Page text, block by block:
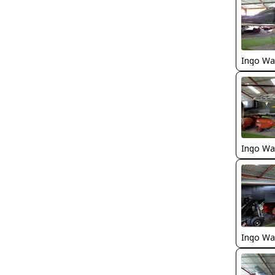
Ingo
Ingo
Ingo